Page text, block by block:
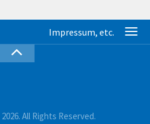
All Rights Reserved.